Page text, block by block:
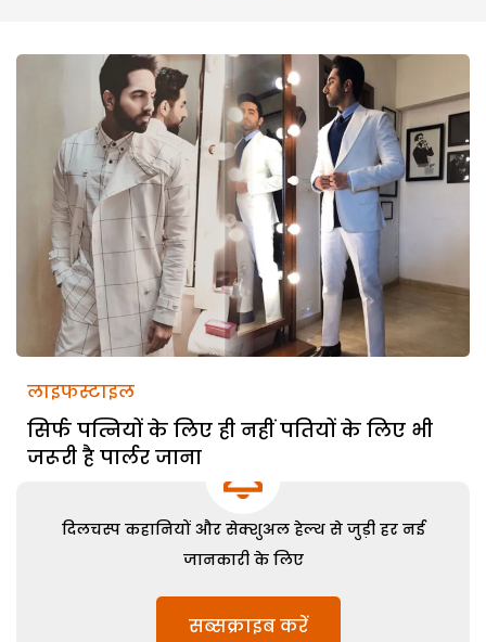
लाइफस्टाइल
सिर्फ पत्नियों के लिए ही नहीं पतियों के लिए भी
जरूरी है पार्लर जाना
दिलचस्प कहानियों और सेक्शुअल हेल्थ से जुड़ी हर नई
जानकारी के लिए
सब्सक्राइब करें